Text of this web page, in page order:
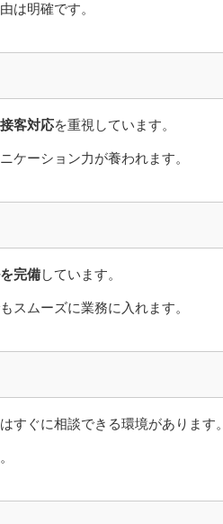
は明確です。
客対応を重視しています。
ケーション力が養われます。
完備しています。
スムーズに業務に入れます。
すぐに相談できる環境があります。